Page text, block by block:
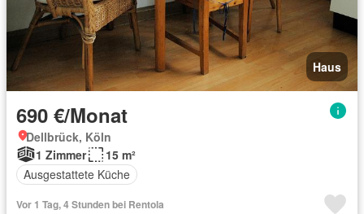
Haus
690 €/Monat
Dellbrück, Köln
1 Zimmer
15 m²
Ausgestattete Küche
Vor 1 Tag, 4 Stunden bei Rentola